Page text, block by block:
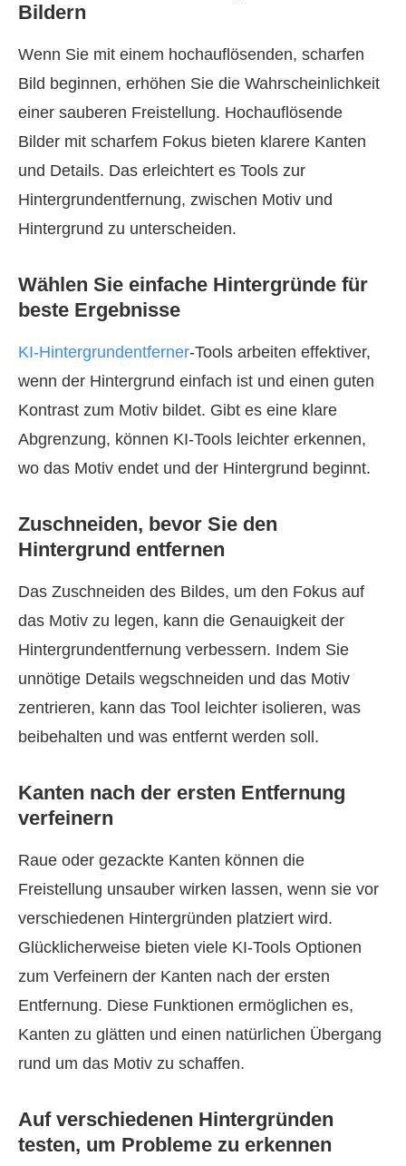
Bildern
Wenn Sie mit einem hochauflösenden, scharfen
Bild beginnen, erhöhen Sie die Wahrscheinlichkeit
einer sauberen Freistellung. Hochauflösende
Bilder mit scharfem Fokus bieten klarere Kanten
und Details. Das erleichtert es Tools zur
Hintergrundentfernung, zwischen Motiv und
Hintergrund zu unterscheiden.
Wählen Sie einfache Hintergründe für
beste Ergebnisse
KI‑Hintergrundentferner-Tools arbeiten effektiver,
wenn der Hintergrund einfach ist und einen guten
Kontrast zum Motiv bildet. Gibt es eine klare
Abgrenzung, können KI‑Tools leichter erkennen,
wo das Motiv endet und der Hintergrund beginnt.
Zuschneiden, bevor Sie den
Hintergrund entfernen
Das Zuschneiden des Bildes, um den Fokus auf
das Motiv zu legen, kann die Genauigkeit der
Hintergrundentfernung verbessern. Indem Sie
unnötige Details wegschneiden und das Motiv
zentrieren, kann das Tool leichter isolieren, was
beibehalten und was entfernt werden soll.
Kanten nach der ersten Entfernung
verfeinern
Raue oder gezackte Kanten können die
Freistellung unsauber wirken lassen, wenn sie vor
verschiedenen Hintergründen platziert wird.
Glücklicherweise bieten viele KI‑Tools Optionen
zum Verfeinern der Kanten nach der ersten
Entfernung. Diese Funktionen ermöglichen es,
Kanten zu glätten und einen natürlichen Übergang
rund um das Motiv zu schaffen.
Auf verschiedenen Hintergründen
testen, um Probleme zu erkennen